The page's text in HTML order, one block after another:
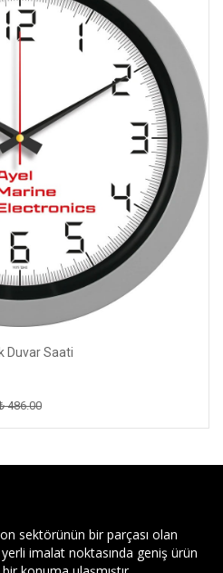
Duvar Saati
486.00
sektörünün bir parçası olan
imalat noktasında geniş ürün